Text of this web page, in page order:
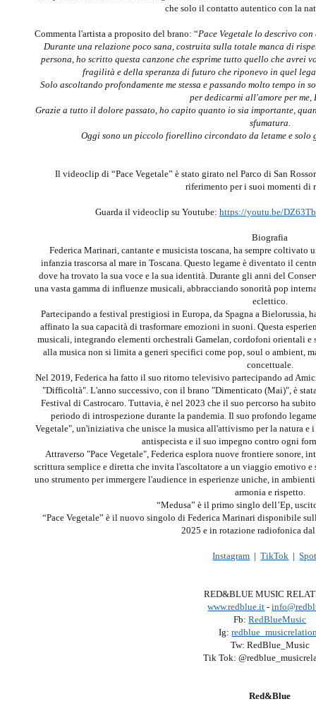
che solo il contatto autentico con la
Commenta l'artista a proposito del brano: “Pace Vegetale lo descrivo
Durante una relazione poco sana, costruita sulla totale manca di
persona, ho scritto questa canzone che esprime tutto quello che avrei
fragilità e della speranza di futuro che riponevo in quel
Solo ascoltando profondamente me stessa e passando molto tempo
per dedicarmi all'amore per me,
Grazie a tutto il dolore passato, ho capito quanto io sia importante,
sfumatura.
Oggi sono un piccolo fiorellino circondato da letame e solo
Il videoclip di “Pace Vegetale” è stato girato nel Parco di San
riferimento per i suoi momenti di
Guarda il videoclip su Youtube: https://youtu.be/
Biografia
Federica Marinari, cantante e musicista toscana, ha sempre coltivato
infanzia trascorsa al mare in Toscana. Questo legame è diventato il
dove ha trovato la sua voce e la sua identità. Durante gli anni del
una vasta gamma di influenze musicali, abbracciando sonorità pop
eclettico.
Partecipando a festival prestigiosi in Europa, da Spagna a Bielorussia,
affinato la sua capacità di trasformare emozioni in suoni. Questa
musicali, integrando elementi orchestrali Gamelan, cordofoni orientali
alla musica non si limita a generi specifici come pop, soul o ambient,
concettuale.
Nel 2019, Federica ha fatto il suo ritorno televisivo partecipando ad
"Difficoltà". L'anno successivo, con il brano "Dimenticato (Mai)", è
Festival di Castrocaro. Tuttavia, è nel 2023 che il suo percorso ha
periodo di introspezione durante la pandemia. Il suo profondo
Vegetale", un'iniziativa che unisce la musica all'attivismo per la natura
antispecista e il suo impegno contro ogni
Attraverso "Pace Vegetale", Federica esplora nuove frontiere sonore,
scrittura semplice e diretta che invita l'ascoltatore a un viaggio emotivo
uno strumento per immergere l'audience in esperienze uniche, in
armonia e rispetto.
“Medusa” è il primo singlo dell’Ep,
“Pace Vegetale” è il nuovo singolo di Federica Marinari disponibile
2025 e in rotazione radiofonica
Instagram |TikTok |
RED&BLUE MUSIC
www.redblue.it -
Fb:RedBlueMusic
Ig:
Tw: RedBlue_Music
Tik Tok:
Red&Blue